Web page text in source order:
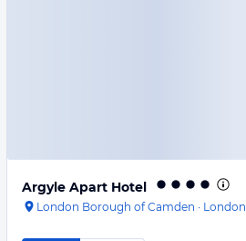
Argyle Apart Hotel
London Borough of Camden · London